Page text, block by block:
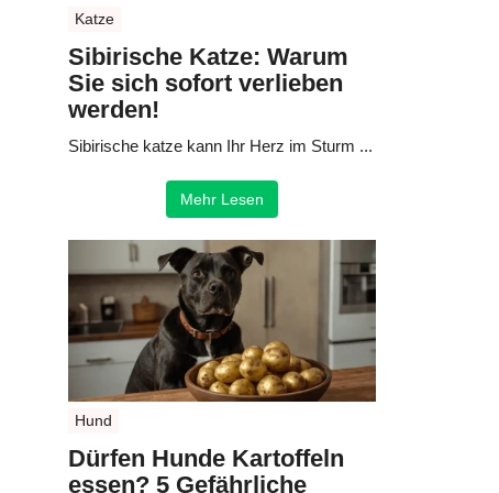
Katze
Sibirische Katze: Warum
Sie sich sofort verlieben
werden!
Sibirische katze kann Ihr Herz im Sturm ...
Mehr Lesen
Hund
Dürfen Hunde Kartoffeln
essen? 5 Gefährliche